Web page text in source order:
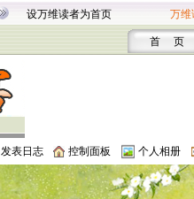
设万维读者为首页 万维
首 页
发表日志 控制面板 个人相册